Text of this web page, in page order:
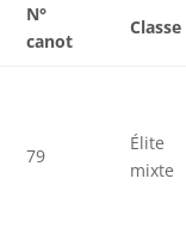
N°
canot
Classe
79
Élite
mixte